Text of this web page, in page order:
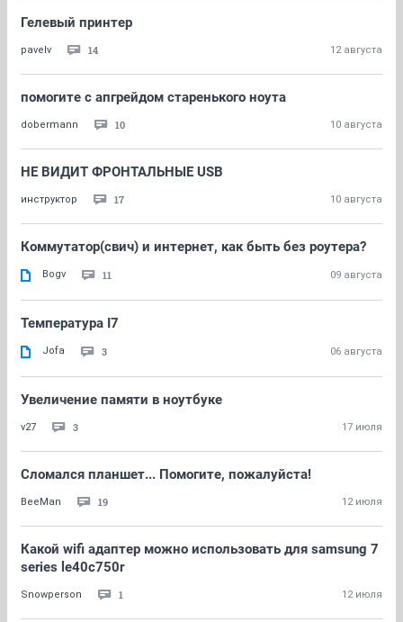
Гелевый принтер
pavelv 14 12 августа
помогите с апгрейдом старенького ноута
dobermann 10 10 августа
НЕ ВИДИТ ФРОНТАЛЬНЫЕ USB
инструктор 17 10 августа
Коммутатор(свич) и интернет, как быть без роутера?
Bogv 11 09 августа
Температура I7
Jofa 3 06 августа
Увеличение памяти в ноутбуке
v27 3 17 июля
Сломался планшет... Помогите, пожалуйста!
BeeMan 19 12 июля
Какой wifi адаптер можно использовать для samsung 7
series le40c750r
Snowperson 1 12 июля